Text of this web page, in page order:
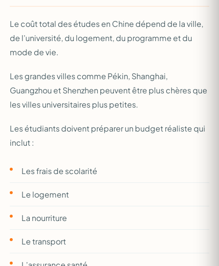
Le coût total des études en Chine dépend de la ville,
de l’université, du logement, du programme et du
mode de vie.
Les grandes villes comme Pékin, Shanghai,
Guangzhou et Shenzhen peuvent être plus chères que
les villes universitaires plus petites.
Les étudiants doivent préparer un budget réaliste qui
inclut :
Les frais de scolarité
Le logement
La nourriture
Le transport